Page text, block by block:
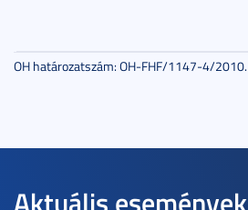
OH határozatszám: OH-FHF/1147-4/2010.
Aktuális események